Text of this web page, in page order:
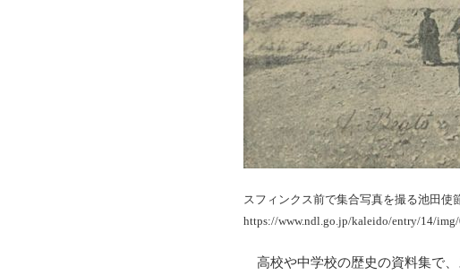
スフィンクス前で集合写真を撮る池田使
https://www.ndl.go.jp/kaleido/entry/14/
高校や中学校の歴史の資料集で